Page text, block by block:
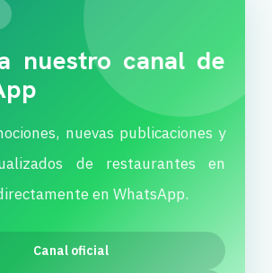
nuestro canal de
nuevas publicaciones y
de restaurantes en
en WhatsApp.
Canal oficial